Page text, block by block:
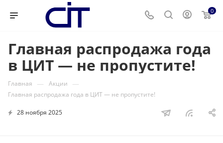
0
Главная распродажа года
в ЦИТ — не пропустите!
Главная — Акции —
Главная распродажа года в ЦИТ — не пропустите!
28 ноября 2025